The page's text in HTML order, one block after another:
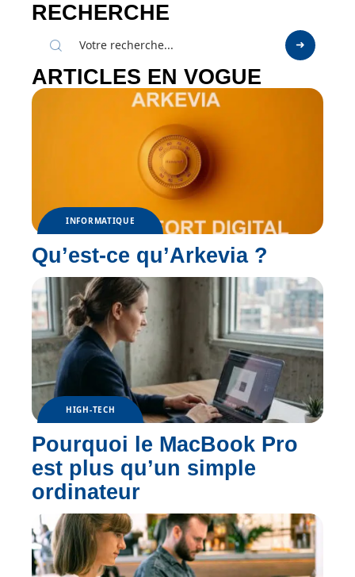
RECHERCHE
ARTICLES EN VOGUE
INFORMATIQUE
Qu’est-ce qu’Arkevia ?
HIGH-TECH
Pourquoi le MacBook Pro
est plus qu’un simple
ordinateur